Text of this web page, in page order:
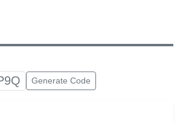
Generate Code